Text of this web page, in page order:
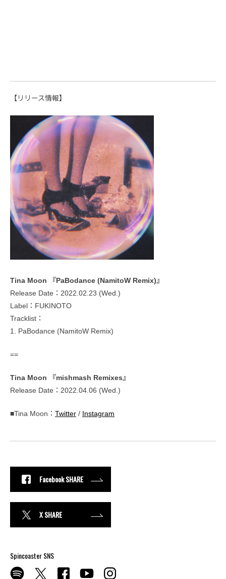
【リリース情報】
Tina Moon 『PaBodance (NamitoW Remix)』
Release Date：2022.02.23 (Wed.)
Label：FUKINOTO
Tracklist：
1. PaBodance (NamitoW Remix)
==
Tina Moon 『mishmash Remixes』
Release Date：2022.04.06 (Wed.)
■Tina Moon： Twitter / Instagram
Facebook SHARE
X SHARE
Spincoaster SNS